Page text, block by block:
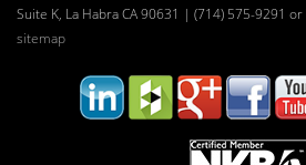
Suite K, La Habra CA 90631 | (714) 575-9291
sitemap